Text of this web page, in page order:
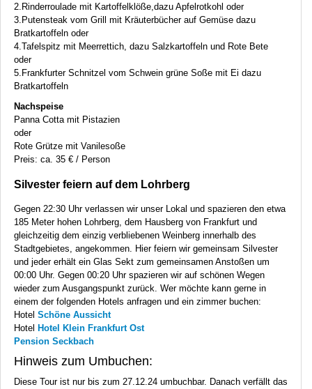
2.Rinderroulade mit Kartoffelklöße,dazu Apfelrotkohl oder
3.Putensteak vom Grill mit Kräuterbücher auf Gemüse dazu
Bratkartoffeln oder
4.Tafelspitz mit Meerrettich, dazu Salzkartoffeln und Rote Bete
oder
5.Frankfurter Schnitzel vom Schwein grüne Soße mit Ei dazu
Bratkartoffeln
Nachspeise
Panna Cotta mit Pistazien
oder
Rote Grütze mit Vanilesoße
Preis: ca. 35 € / Person
Silvester feiern auf dem Lohrberg
Gegen 22:30 Uhr verlassen wir unser Lokal und spazieren den etwa
185 Meter hohen Lohrberg, dem Hausberg von Frankfurt und
gleichzeitig dem einzig verbliebenen Weinberg innerhalb des
Stadtgebietes, angekommen. Hier feiern wir gemeinsam Silvester
und jeder erhält ein Glas Sekt zum gemeinsamen Anstoßen um
00:00 Uhr. Gegen 00:20 Uhr spazieren wir auf schönen Wegen
wieder zum Ausgangspunkt zurück. Wer möchte kann gerne in
einem der folgenden Hotels anfragen und ein zimmer buchen:
Hotel Schöne Aussicht
Hotel Hotel Klein Frankfurt Ost
Pension Seckbach
Hinweis zum Umbuchen:
Diese Tour ist nur bis zum 27.12.24 umbuchbar. Danach verfällt das